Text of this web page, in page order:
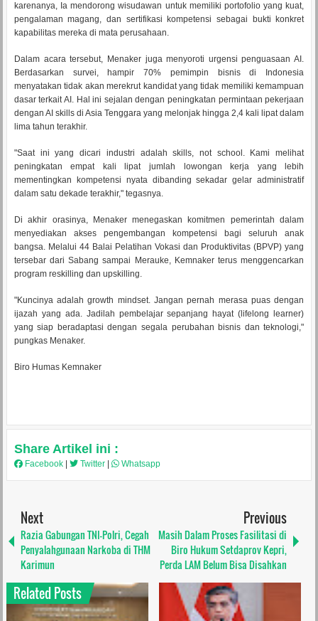
karenanya, Ia mendorong wisudawan untuk memiliki portofolio yang kuat,
pengalaman magang, dan sertifikasi kompetensi sebagai bukti konkret
kapabilitas mereka di mata perusahaan.
Dalam acara tersebut, Menaker juga menyoroti urgensi penguasaan AI.
Berdasarkan survei, hampir 70% pemimpin bisnis di Indonesia
menyatakan tidak akan merekrut kandidat yang tidak memiliki kemampuan
dasar terkait AI. Hal ini sejalan dengan peningkatan permintaan pekerjaan
dengan AI skills di Asia Tenggara yang melonjak hingga 2,4 kali lipat dalam
lima tahun terakhir.
"Saat ini yang dicari industri adalah skills, not school. Kami melihat
peningkatan empat kali lipat jumlah lowongan kerja yang lebih
mementingkan kompetensi nyata dibanding sekadar gelar administratif
dalam satu dekade terakhir," tegasnya.
Di akhir orasinya, Menaker menegaskan komitmen pemerintah dalam
menyediakan akses pengembangan kompetensi bagi seluruh anak
bangsa. Melalui 44 Balai Pelatihan Vokasi dan Produktivitas (BPVP) yang
tersebar dari Sabang sampai Merauke, Kemnaker terus menggencarkan
program reskilling dan upskilling.
"Kuncinya adalah growth mindset. Jangan pernah merasa puas dengan
ijazah yang ada. Jadilah pembelajar sepanjang hayat (lifelong learner)
yang siap beradaptasi dengan segala perubahan bisnis dan teknologi,"
pungkas Menaker.
Biro Humas Kemnaker
Share Artikel ini :
Facebook Twitter Whatsapp
Next
Razia Gabungan TNI-Polri, Cegah
Penyalahgunaan Narkoba di THM
Karimun
Previous
Masih Dalam Proses Fasilitasi di
Biro Hukum Setdaprov Kepri,
Perda LAM Belum Bisa Disahkan
Related Posts